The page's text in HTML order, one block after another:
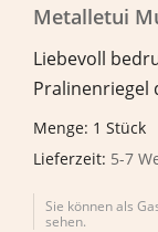
Metalletui
Liebevoll
Pralinenriegel
Menge: 1 Stück
Lieferzeit: 5-7
Sie können als
sehen.